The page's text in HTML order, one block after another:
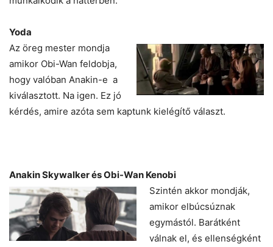
Yoda
Az öreg mester mondja
amikor Obi-Wan feldobja,
hogy valóban Anakin-e a
kiválasztott. Na igen. Ez jó
kérdés, amire azóta sem kaptunk kielégítő választ.
Anakin Skywalker és Obi-Wan Kenobi
Szintén akkor mondják,
amikor elbúcsúznak
egymástól. Barátként
válnak el, és ellenségként